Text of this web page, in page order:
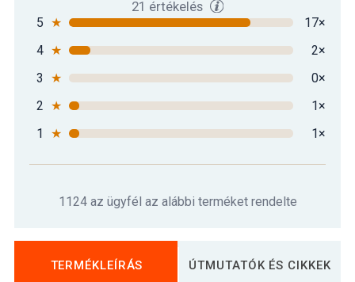
21 értékelés
5 ★
17×
4 ★
2×
3
★
0×
2 ★
1×
1
★ 1×
1124 az ügyfél az alábbi terméket rendelte
TERMÉKLEÍRÁS ÚTMUTATÓK ÉS CIKKEK